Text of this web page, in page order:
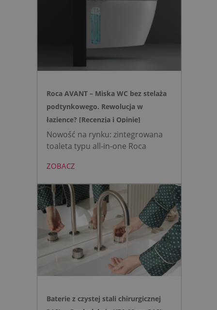
skomplikowanej i podatnej na
działającą w oparciu o ciśnienie
wody oraz elegancki, szklany
przycisk uruchamiany gestem.
Roca AVANT – Miska WC bez stelaża
podtynkowego. Rewolucja w
łazience? [Recenzja i Opinie]
Nowość na rynku: zintegrowana
toaleta typu all-in-one Roca
montażu stelaża podtynkowego.
Zyskujesz do 20 cm przestrzeni w
łazience i o 15% cichsze
spłukiwanie dzięki technologii
opartej na efekcie Venturiego.
Idealne rozwiązanie do szybkich
remontów bez kucia ścian.
ZOBACZ
Baterie z czystej stali chirurgicznej